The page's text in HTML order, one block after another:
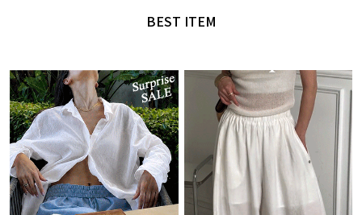
BEST ITEM